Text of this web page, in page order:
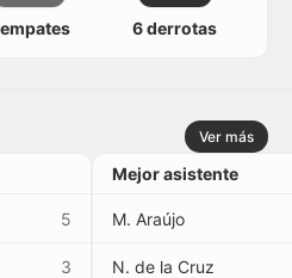
6 derrotas
Ver más
5
3
Mejor asistente
M. Araújo
N. de la Cruz